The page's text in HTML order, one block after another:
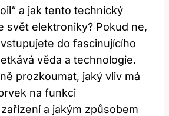
a jak tento technický
svět elektroniky? Pokud ne,
do fascinujícího
věda a technologie.
prozkoumat, jaký vliv má
na funkci
a jakým způsobem